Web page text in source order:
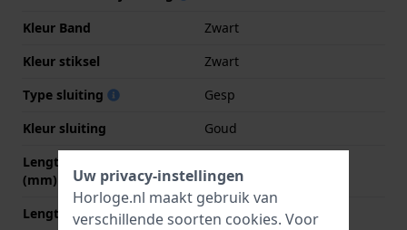
Kleur Band
Zwart
Kleur stiksel
Zwart
Type sluiting
Gesp
Kleur sluiting
Goud
Lengte band op 12 uur
(mm)
Lengte band op 6 uur (mm) 125 mm
Uw privacy-instellingen
Horloge.nl maakt gebruik van
verschillende soorten cookies. Voor